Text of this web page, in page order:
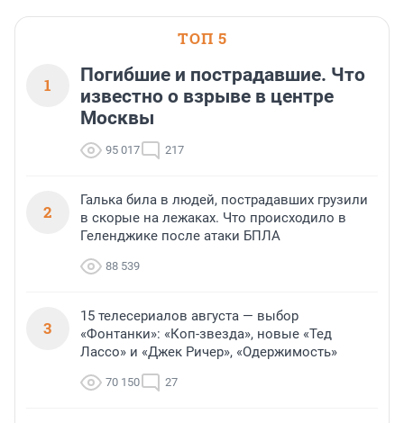
ТОП 5
1
Погибшие и пострадавшие. Что
известно о взрыве в центре
Москвы
95 017 217
2
Галька била в людей, пострадавших грузили
в скорые на лежаках. Что происходило в
Геленджике после атаки БПЛА
88 539
3
15 телесериалов августа — выбор
«Фонтанки»: «Коп-звезда», новые «Тед
Лассо» и «Джек Ричер», «Одержимость»
70 150 27